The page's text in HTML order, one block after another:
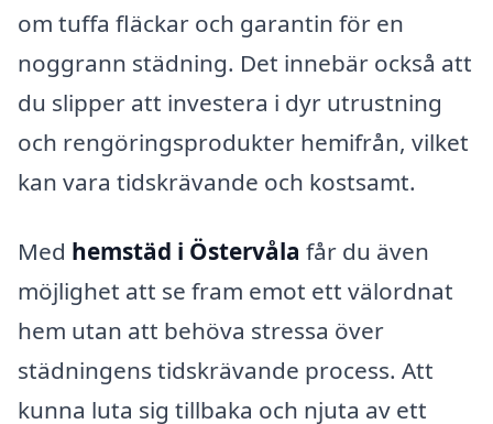
om tuffa fläckar och garantin för en
noggrann städning. Det innebär också att
du slipper att investera i dyr utrustning
och rengöringsprodukter hemifrån, vilket
kan vara tidskrävande och kostsamt.
Med hemstäd i Östervåla får du även
möjlighet att se fram emot ett välordnat
hem utan att behöva stressa över
städningens tidskrävande process. Att
kunna luta sig tillbaka och njuta av ett